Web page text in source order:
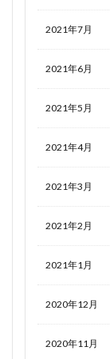
2021年7月
2021年6月
2021年5月
2021年4月
2021年3月
2021年2月
2021年1月
2020年12月
2020年11月